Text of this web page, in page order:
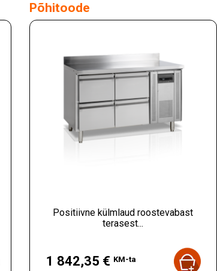
Põhitoode
Positiivne külmlaud roostevabast
terasest...
1 842,35 € KM-ta